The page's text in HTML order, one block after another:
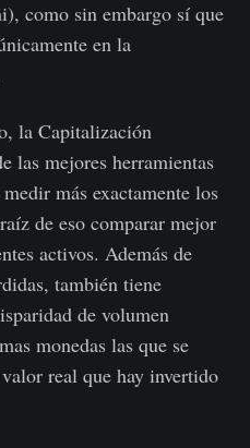
como sin embargo sí que
en la
la Capitalización
las mejores herramientas
más exactamente los
de eso comparar mejor
activos. Además de
también tiene
de volumen
monedas las que se
real que hay invertido